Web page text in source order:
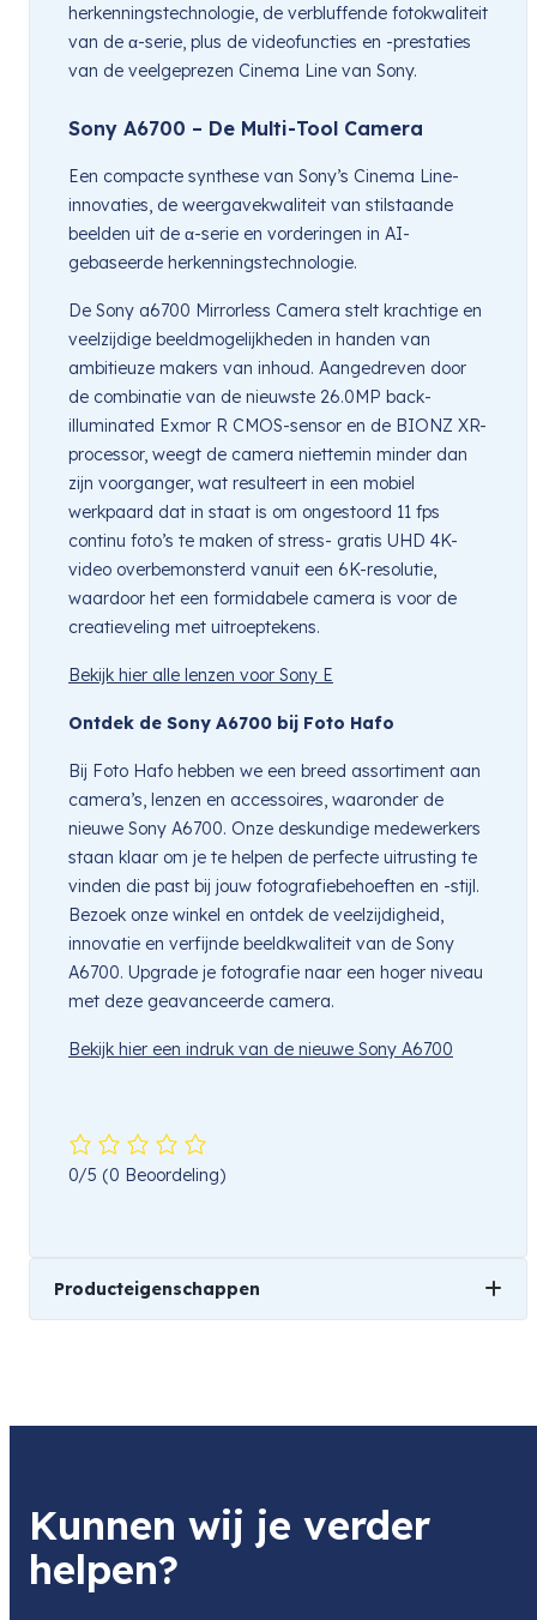
herkenningstechnologie, de verbluffende fotokwaliteit
van de α-serie, plus de videofuncties en -prestaties
van de veelgeprezen Cinema Line van Sony.
Sony A6700 – De Multi-Tool Camera
Een compacte synthese van Sony’s Cinema Line-
innovaties, de weergavekwaliteit van stilstaande
beelden uit de α-serie en vorderingen in AI-
gebaseerde herkenningstechnologie.
De Sony a6700 Mirrorless Camera stelt krachtige en
veelzijdige beeldmogelijkheden in handen van
ambitieuze makers van inhoud. Aangedreven door
de combinatie van de nieuwste 26.0MP back-
illuminated Exmor R CMOS-sensor en de BIONZ XR-
processor, weegt de camera niettemin minder dan
zijn voorganger, wat resulteert in een mobiel
werkpaard dat in staat is om ongestoord 11 fps
continu foto’s te maken of stress- gratis UHD 4K-
video overbemonsterd vanuit een 6K-resolutie,
waardoor het een formidabele camera is voor de
creatieveling met uitroeptekens.
Bekijk hier alle lenzen voor Sony E
Ontdek de Sony A6700 bij Foto Hafo
Bij Foto Hafo hebben we een breed assortiment aan
camera’s, lenzen en accessoires, waaronder de
nieuwe Sony A6700. Onze deskundige medewerkers
staan klaar om je te helpen de perfecte uitrusting te
vinden die past bij jouw fotografiebehoeften en -stijl.
Bezoek onze winkel en ontdek de veelzijdigheid,
innovatie en verfijnde beeldkwaliteit van de Sony
A6700. Upgrade je fotografie naar een hoger niveau
met deze geavanceerde camera.
Bekijk hier een indruk van de nieuwe Sony A6700
0/5 (0 Beoordeling)
Producteigenschappen
Sony
Systeemcamera
Kunnen wij je verder
helpen?